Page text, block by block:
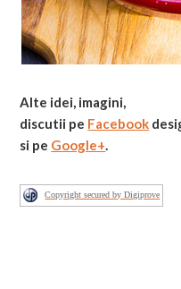
Alte idei, imagini,
discutii pe Facebook
si pe Google+.
Copyright secured by Digiprove